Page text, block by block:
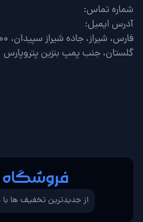
شماره تماس:
آدرس ایمیل:
گلستان، جنب پمپ بنزین پتروپارس
فروشگاه